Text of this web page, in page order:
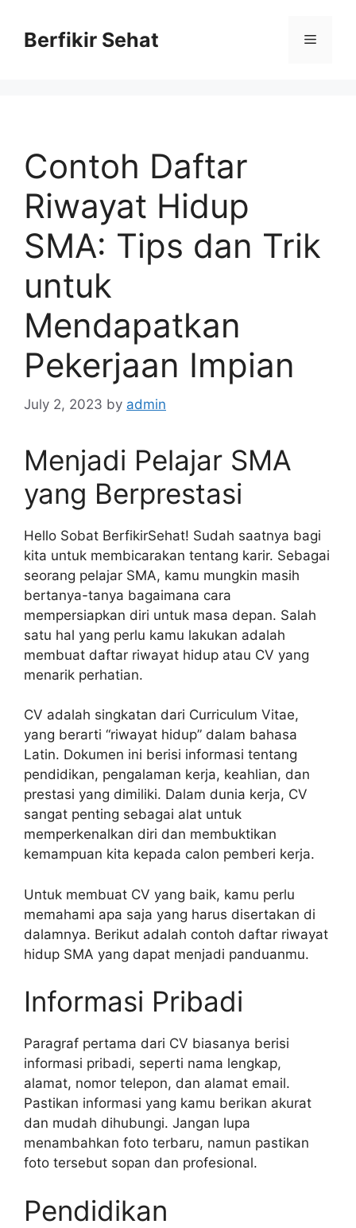
contentBerfikir Sehat Menu
Contoh Daftar
Riwayat Hidup
SMA: Tips dan Trik
untuk
Mendapatkan
Pekerjaan Impian
July 2, 2023 by admin
Menjadi Pelajar SMA
yang Berprestasi
Hello Sobat BerfikirSehat! Sudah saatnya bagi
kita untuk membicarakan tentang karir. Sebagai
seorang pelajar SMA, kamu mungkin masih
bertanya-tanya bagaimana cara
mempersiapkan diri untuk masa depan. Salah
satu hal yang perlu kamu lakukan adalah
membuat daftar riwayat hidup atau CV yang
menarik perhatian.
CV adalah singkatan dari Curriculum Vitae,
yang berarti “riwayat hidup” dalam bahasa
Latin. Dokumen ini berisi informasi tentang
pendidikan, pengalaman kerja, keahlian, dan
prestasi yang dimiliki. Dalam dunia kerja, CV
sangat penting sebagai alat untuk
memperkenalkan diri dan membuktikan
kemampuan kita kepada calon pemberi kerja.
Untuk membuat CV yang baik, kamu perlu
memahami apa saja yang harus disertakan di
dalamnya. Berikut adalah contoh daftar riwayat
hidup SMA yang dapat menjadi panduanmu.
Informasi Pribadi
Paragraf pertama dari CV biasanya berisi
informasi pribadi, seperti nama lengkap,
alamat, nomor telepon, dan alamat email.
Pastikan informasi yang kamu berikan akurat
dan mudah dihubungi. Jangan lupa
menambahkan foto terbaru, namun pastikan
foto tersebut sopan dan profesional.
Pendidikan